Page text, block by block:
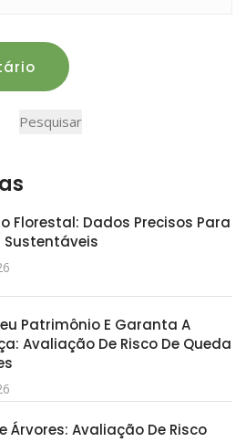
Pesquisar
Florestal: Dados Precisos Para
Sustentáveis
Patrimônio E Garanta A
Avaliação De Risco De Queda
Árvores: Avaliação De Risco